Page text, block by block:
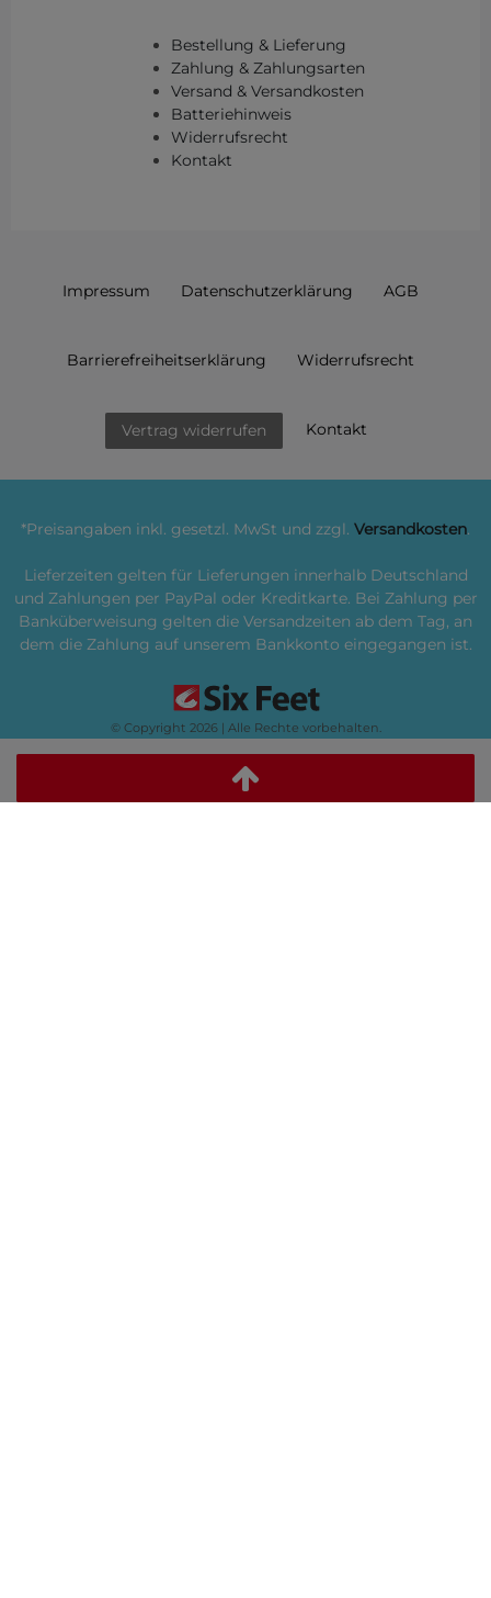
Bestellung & Lieferung
Zahlung & Zahlungsarten
Versand & Versandkosten
Batteriehinweis
Widerrufsrecht
Kontakt
Impressum Daten­schutz­erklärung AGB
Barrierefreiheitserklärung Widerrufs­recht
Vertrag widerrufen Kontakt
*Preisangaben inkl. gesetzl. MwSt und zzgl. Versandkosten.
Lieferzeiten gelten für Lieferungen innerhalb Deutschland
und Zahlungen per PayPal oder Kreditkarte. Bei Zahlung per
Banküberweisung gelten die Versandzeiten ab dem Tag, an
dem die Zahlung auf unserem Bankkonto eingegangen ist.
© Copyright 2026 | Alle Rechte vorbehalten.